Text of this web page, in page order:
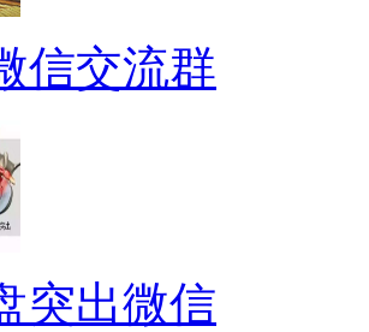
信交流群
突出微信